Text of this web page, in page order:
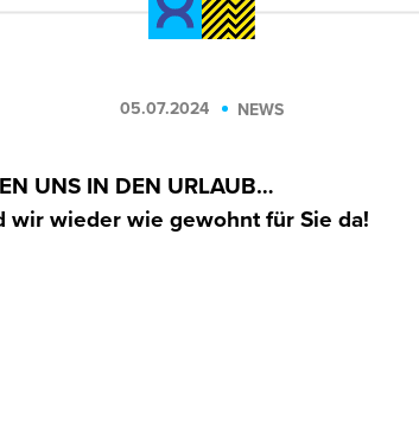
05.07.2024 NEWS
UNS IN DEN URLAUB…
wir wieder wie gewohnt für Sie da!